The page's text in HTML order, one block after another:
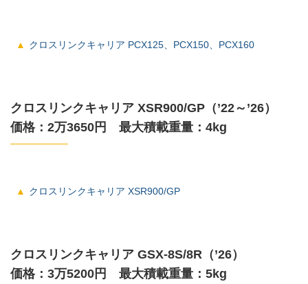
クロスリンクキャリア PCX125、PCX150、PCX160
クロスリンクキャリア XSR900/GP（’22～’26）
価格：2万3650円 最大積載重量：4kg
クロスリンクキャリア XSR900/GP
クロスリンクキャリア GSX-8S/8R（’26）
価格：3万5200円 最大積載重量：5kg